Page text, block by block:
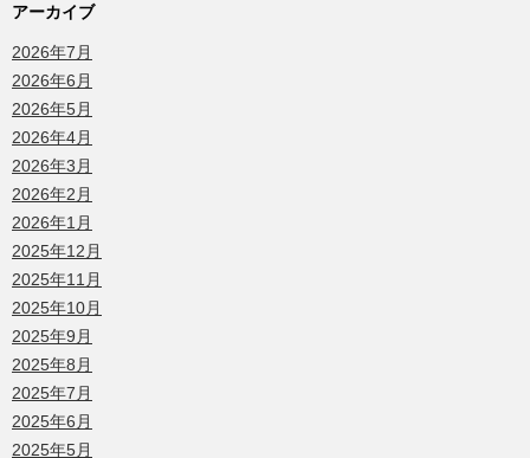
アーカイブ
2026年7月
2026年6月
2026年5月
2026年4月
2026年3月
2026年2月
2026年1月
2025年12月
2025年11月
2025年10月
2025年9月
2025年8月
2025年7月
2025年6月
2025年5月